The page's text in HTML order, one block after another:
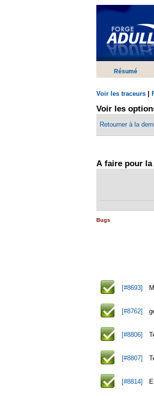
Résumé
Voir les traceurs |
Voir les
Retourner à la
A faire pour
Bugs
[#8693]
[#8762]
[#8806]
[#8807]
[#8814]